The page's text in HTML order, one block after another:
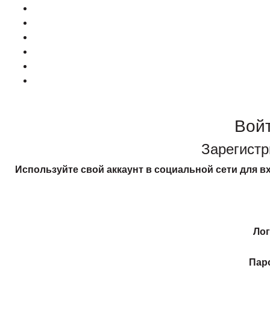
Используйте свой аккаунт в социальной сети для